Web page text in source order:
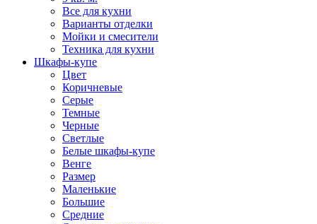
Все для кухни
Варианты отделки
Мойки и смесители
Техника для кухни
Шкафы-купе
Цвет
Коричневые
Серые
Темные
Черные
Светлые
Белые шкафы-купе
Венге
Размер
Маленькие
Большие
Средние